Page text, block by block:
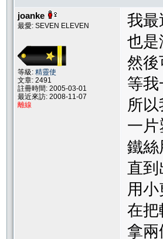
joanke
最愛: SEVEN ELEVEN
等級: 精靈使
文章: 2491
註冊時間: 2005-03-01
最近來訪: 2008-11-07
離線
我最
也是
然後
等
所
一
鐵絲
直
用
在把
拿兩